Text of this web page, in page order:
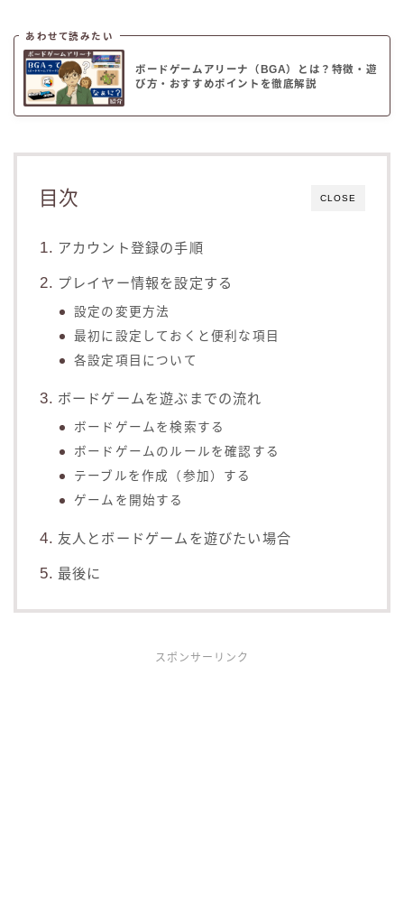
あわせて読みたい
ボードゲームアリーナ（BGA）とは？特徴・遊
び方・おすすめポイントを徹底解説
CLOSE
目次
アカウント登録の手順
プレイヤー情報を設定する
設定の変更方法
最初に設定しておくと便利な項目
各設定項目について
ボードゲームを遊ぶまでの流れ
ボードゲームを検索する
ボードゲームのルールを確認する
テーブルを作成（参加）する
ゲームを開始する
友人とボードゲームを遊びたい場合
最後に
スポンサーリンク